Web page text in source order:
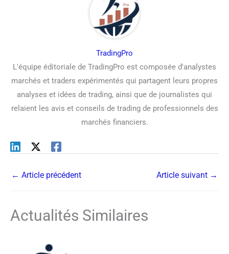
TradingPro
L'équipe éditoriale de TradingPro est composée d'analystes
marchés et traders expérimentés qui partagent leurs propres
analyses et idées de trading, ainsi que de journalistes qui
relaient les avis et conseils de trading de professionnels des
marchés financiers.
← Article précédent Article suivant →
Actualités Similaires